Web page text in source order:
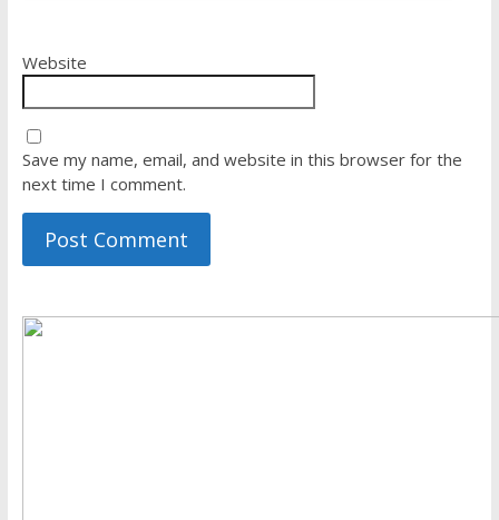
Website
Save my name, email, and website in this browser for the
next time I comment.